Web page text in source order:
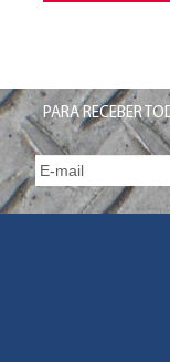
PARA RECEBER